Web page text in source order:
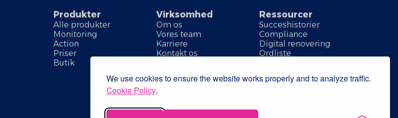
We use cookies to ensure the website works properly and to analyze traffic.
Cookie Policy.
Produkter
Alle produkter
Monitoring
Action
Priser
Butik
Virksomhed
Om os
Vores team
Karriere
Kontakt os
Ressourcer
Succeshistorier
Compliance
Digital renovering
Ordliste